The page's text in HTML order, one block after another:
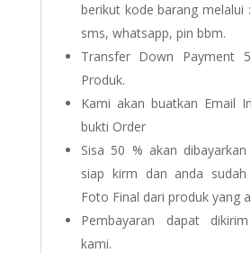
berikut kode barang melalui
sms, whatsapp, pin bbm.
Transfer Down Payment
Produk.
Kami akan buatkan Email
bukti Order
Sisa 50 % akan
siap kirm dan anda sudah
Foto Final dari produk yang
Pembayaran dapat
kami.